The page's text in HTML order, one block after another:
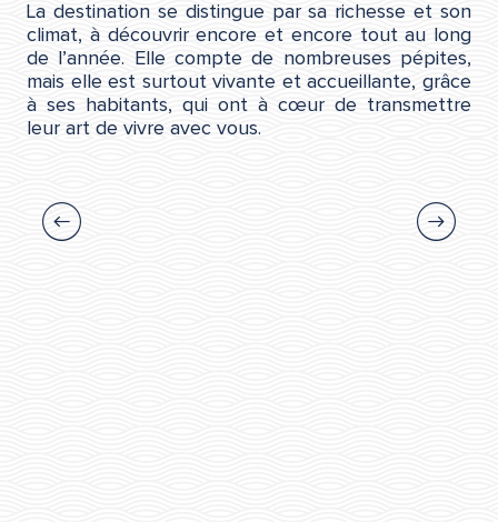
La destination se distingue par sa richesse et son
climat, à découvrir encore et encore tout au long
de l’année. Elle compte de nombreuses pépites,
mais elle est surtout vivante et accueillante, grâce
à ses habitants, qui ont à cœur de transmettre
leur art de vivre avec vous.